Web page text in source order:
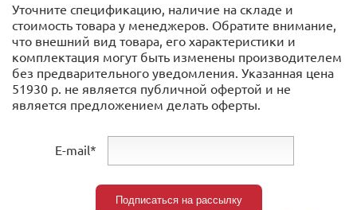
Уточните спецификацию, наличие на складе и
стоимость товара у менеджеров. Обратите внимание,
что внешний вид товара, его характеристики и
комплектация могут быть изменены производителем
без предварительного уведомления. Указанная цена
51930 р. не является публичной офертой и не
является предложением делать оферты.
E-mail*